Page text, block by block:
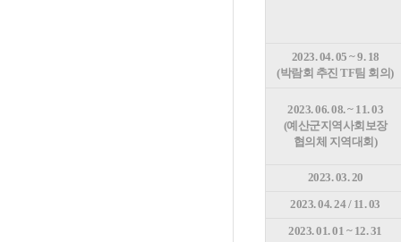
2023. 04. 05 ~ 9. 18
(박람회 추진 TF팀 회의)
2023. 06. 08. ~ 11. 03
(예산군지역사회보장
협의체 지역대회)
2023. 03. 20
2023. 04. 24 / 11. 03
2023. 01. 01 ~ 12. 31